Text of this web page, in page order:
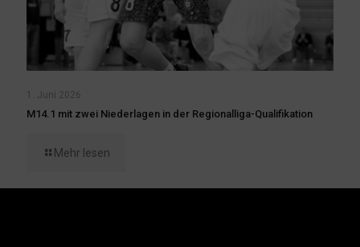
1. Juni 2026
M14.1 mit zwei Niederlagen in der Regionalliga-Qualifikation
Mehr lesen